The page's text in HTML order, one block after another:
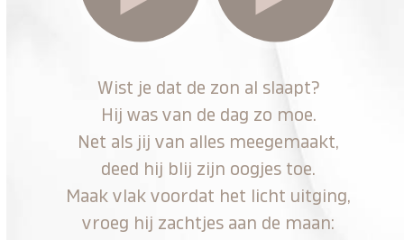
Wist je dat de zon al slaapt?
Hij was van de dag zo moe.
Net als jij van alles meegemaakt,
deed hij blij zijn oogjes toe.
Maak vlak voordat het licht uitging,
vroeg hij zachtjes aan de maan: